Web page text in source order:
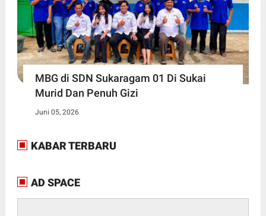
MBG di SDN Sukaragam 01 Di Sukai
Murid Dan Penuh Gizi
Juni 05, 2026
KABAR TERBARU
AD SPACE